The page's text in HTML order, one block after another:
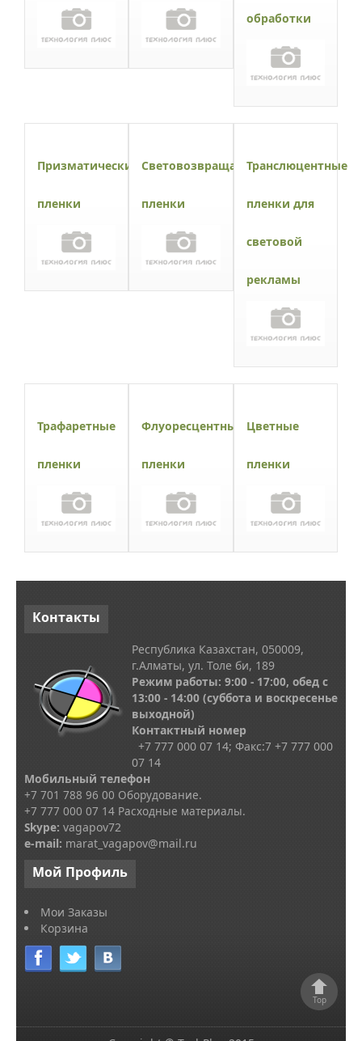
обработки
Призматические
пленки
Световозвращающие
пленки
Транслюцентные
пленки для
световой
рекламы
Трафаретные
пленки
Флуоресцентные
пленки
Цветные
пленки
Контакты
Республика Казахстан, 050009,
г.Алматы, ул. Толе би, 189
Режим работы: 9:00 - 17:00, обед с
13:00 - 14:00 (суббота и воскресенье
выходной)
Контактный номер
+7 777 000 07 14; Факс:7 +7 777 000
07 14
Мобильный телефон
+7 701 788 96 00 Оборудование.
+7 777 000 07 14 Расходные материалы.
Skype: vagapov72
e-mail: marat_vagapov@mail.ru
Мой Профиль
Мои Заказы
Корзина
Top